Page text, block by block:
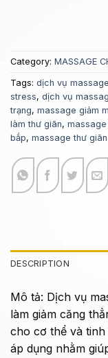
Category: MASSAGE
Tags: dịch vụ
stress, dịch vụ
trạng, massage giảm
làm thư giãn, massage
bắp, massage thư
DESCRIPTION
Mô tả: Dịch vụ
làm giảm căng
cho cơ thể và tinh
áp dụng nhằm